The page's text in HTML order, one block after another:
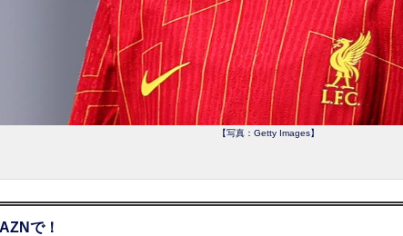
【写真：Getty Images】
で！